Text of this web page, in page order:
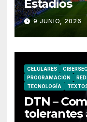
Estadios
9 JUNIO, 2026
CELULARES
PROGRAMACIÓN
TECNOLOGÍA
DTN –
tolerantes